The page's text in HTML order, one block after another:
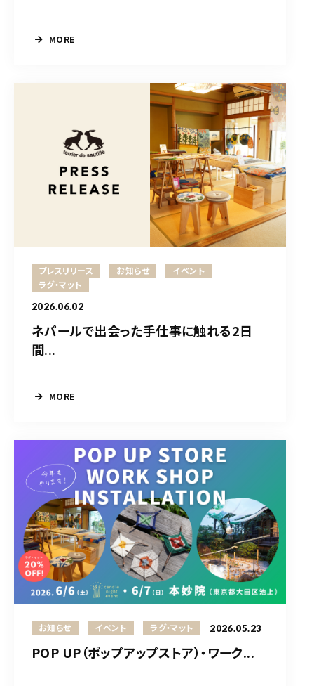
MORE
プレスリリース お知らせ
イベント
ラグ・マット
2026.06.02
ネパールで出会った手仕事に触れる2日
間...
MORE
お知らせ イベント ラグ・マット 2026.05.23
POP UP（ポップアップストア）・ワーク...